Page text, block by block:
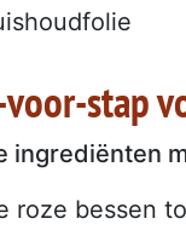
stap
ingrediënten
roze bessen